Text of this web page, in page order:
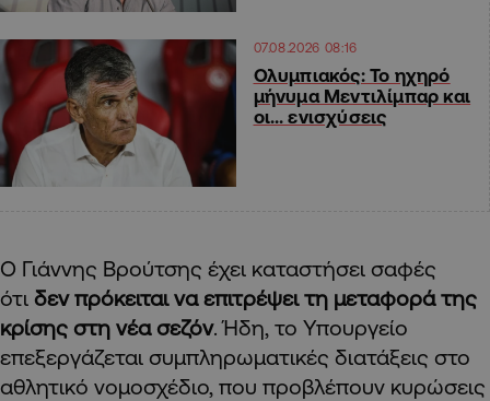
07.08.2026 08:16
Ολυμπιακός: Το ηχηρό
μήνυμα Μεντιλίμπαρ και
οι… ενισχύσεις
Ο Γιάννης Βρούτσης έχει καταστήσει σαφές
ότι δεν πρόκειται να επιτρέψει τη μεταφορά της
κρίσης στη νέα σεζόν. Ήδη, το Υπουργείο
επεξεργάζεται συμπληρωματικές διατάξεις στο
αθλητικό νομοσχέδιο, που προβλέπουν κυρώσεις